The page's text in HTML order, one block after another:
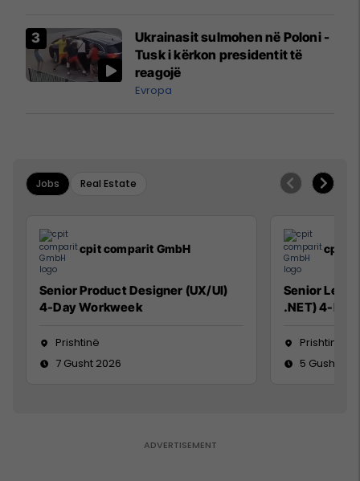
Mançesterit
Ukrainasit sulmohen në Poloni -
Tusk i kërkon presidentit të
reagojë
Evropa
Jobs Real Estate
cpit comparit GmbH
Senior Product Designer (UX/UI)
4-Day Workweek
Prishtinë
7 Gusht 2026
cpit
Senior Lead
.NET) 4-
Prishtinë
5 Gusht